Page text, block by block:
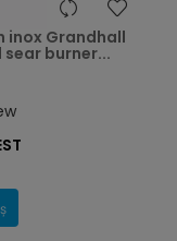
inox Grandhall
burner...